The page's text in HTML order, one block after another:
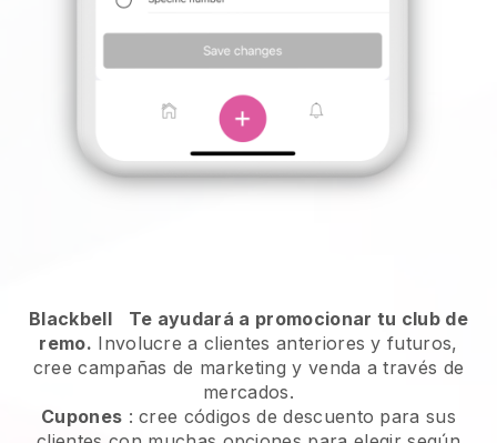
Blackbell
Te ayudará a promocionar tu club de
remo. Involucre a clientes anteriores y futuros,
cree campañas de marketing y venda a través de
mercados.
Cupones : cree códigos de descuento para sus